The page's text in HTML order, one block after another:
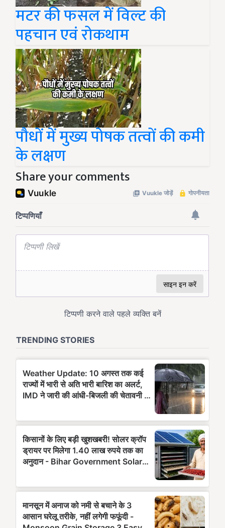
मटर की फसल में विल्ट की
पहचान एवं रोकथाम
पौधों में मुख्य पोषक तत्वों की कमी
के लक्षण
Share your comments